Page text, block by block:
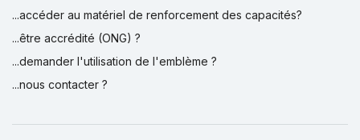
...accéder au matériel de renforcement des capacités?
...être accrédité (ONG) ?
...demander l'utilisation de l'emblème ?
...nous contacter ?